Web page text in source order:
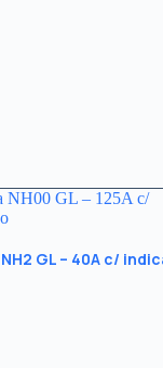
GL – 40A c/